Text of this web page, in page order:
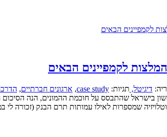
לקמפיינים הבאים
דיגיטל, תגיות: case study
, ארגונים חברתיים,
בישראל שהתבסס על חוכמת ההמונים, הנה
שמספרות לאילו עמותות תרם הבנק (זכורה לי